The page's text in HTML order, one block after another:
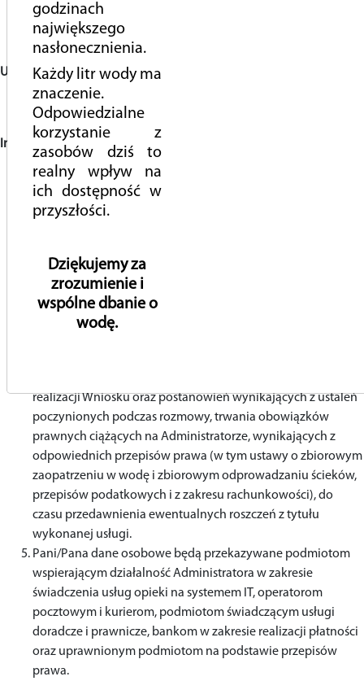
Wyślij zgłoszenie
UWAGA
PWiK Piaseczno nie rejestruje wideorozmów oraz nie wyraża
zgody na ich nagrywanie
Informacja o przetwarzaniu danych osobowych
Administratorem Pani/Pana danych osobowych jest
Przedsiębiorstwo Wodociągów i Kanalizacji w Piasecznie Sp.
z o.o. z siedzibą w Piasecznie (05-500), ul. Żeromskiego 39
(dalej: ADO). Kontakt z Inspektorem Ochrony Danych jest
Pani/Pana dane osobowe przetwarzane będą w zakresie i
celu niezbędnym do realizacji przedmiotu powyższego
Wniosku – przeprowadzenia rozmowy telefonicznej lub
wideorozmowy.
realizacji Wniosku oraz postanowień wynikających z ustaleń
poczynionych podczas rozmowy, trwania obowiązków
prawnych ciążących na Administratorze, wynikających z
odpowiednich przepisów prawa (w tym ustawy o zbiorowym
zaopatrzeniu w wodę i zbiorowym odprowadzaniu ścieków,
przepisów podatkowych i z zakresu rachunkowości), do
czasu przedawnienia ewentualnych roszczeń z tytułu
wykonanej usługi.
Pani/Pana dane osobowe będą przekazywane podmiotom
wspierającym działalność Administratora w zakresie
świadczenia usług opieki na systemem IT, operatorom
pocztowym i kurierom, podmiotom świadczącym usługi
doradcze i prawnicze, bankom w zakresie realizacji płatności
oraz uprawnionym podmiotom na podstawie przepisów
prawa.
godzinach
największego
nasłonecznienia.
Każdy litr wody ma
znaczenie.
Odpowiedzialne
korzystanie z
zasobów dziś to
realny wpływ na
ich dostępność w
przyszłości.
Dziękujemy za
zrozumienie i
wspólne dbanie o
wodę.